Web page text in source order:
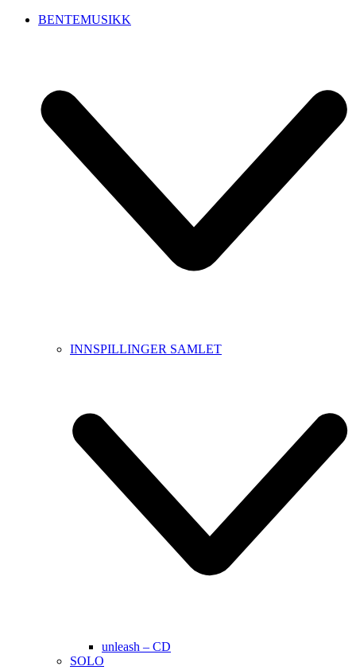
BENTEMUSIKK
INNSPILLINGER SAMLET
unleash – CD
SOLO